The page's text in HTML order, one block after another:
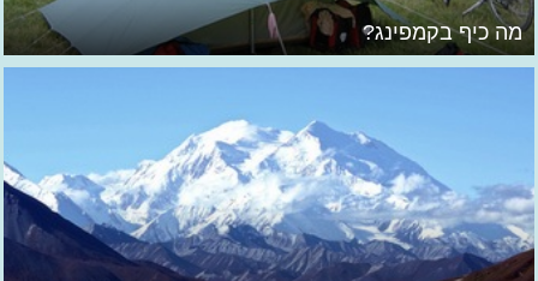
מה כיף בקמפינג?